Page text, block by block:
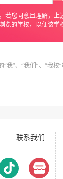
若您同意且理解，上
览的学校，以便该学
”、“我们”、“我校”
联系我们